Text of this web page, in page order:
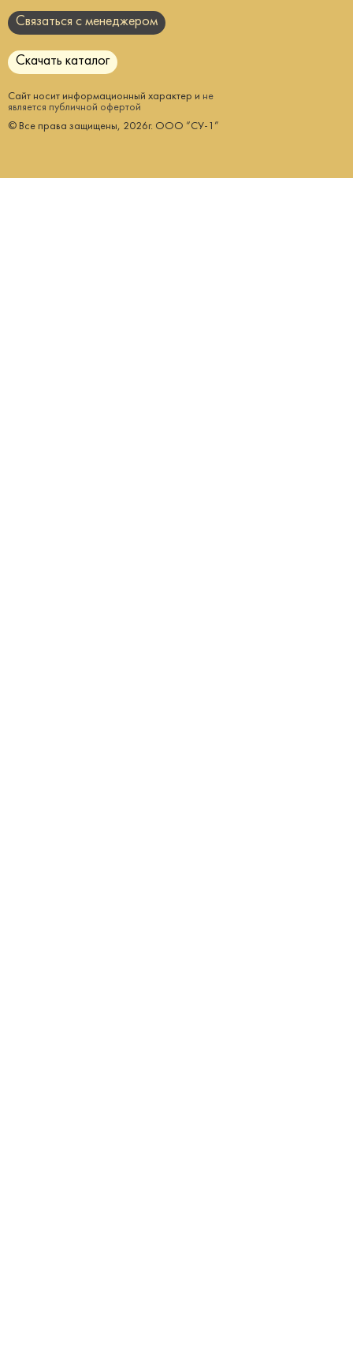
Связаться с менеджером
Скачать каталог
Сайт носит информационный характер и не
является публичной офертой
© Все права защищены, 2026г. ООО “СУ-1”